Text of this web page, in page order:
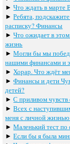
►Что ждать в марте
►Ребята,
расписку? Финансы
►Что ожидает в
жизнь
►Могли бы мы
нашими финансами и
►Хорар. Что ждёт
►Финансы и дети
детей?
►С приливом чувств
►Всех с
меня с личной
►Маленький тест по
►Если бы я была